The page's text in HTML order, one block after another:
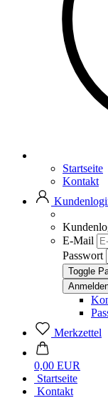
Startseite
Kontakt
E-Mail
Passwort
Toggle
Merkzettel
0,00 EUR
Startseite
Kontakt